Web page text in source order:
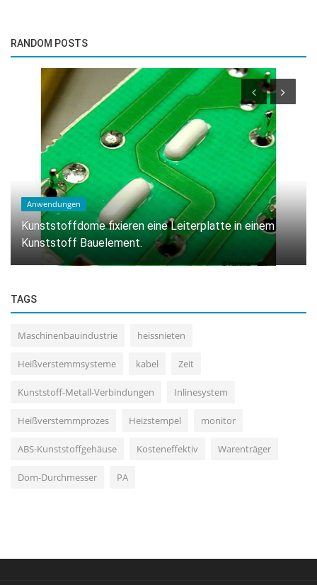
RANDOM POSTS
Anwendungen
Anwendung des Heißverstemmens von
Kunststoffdeckeln.
TAGS
Maschinenbauindustrie heissnieten
Heißverstemmsysteme kabel Zeit
Kunststoff-Metall-Verbindungen Inlinesystem
Heißverstemmprozes Heizstempel monitor
ABS-Kunststoffgehäuse Kosteneffektiv Warenträger
Dom-Durchmesser PA